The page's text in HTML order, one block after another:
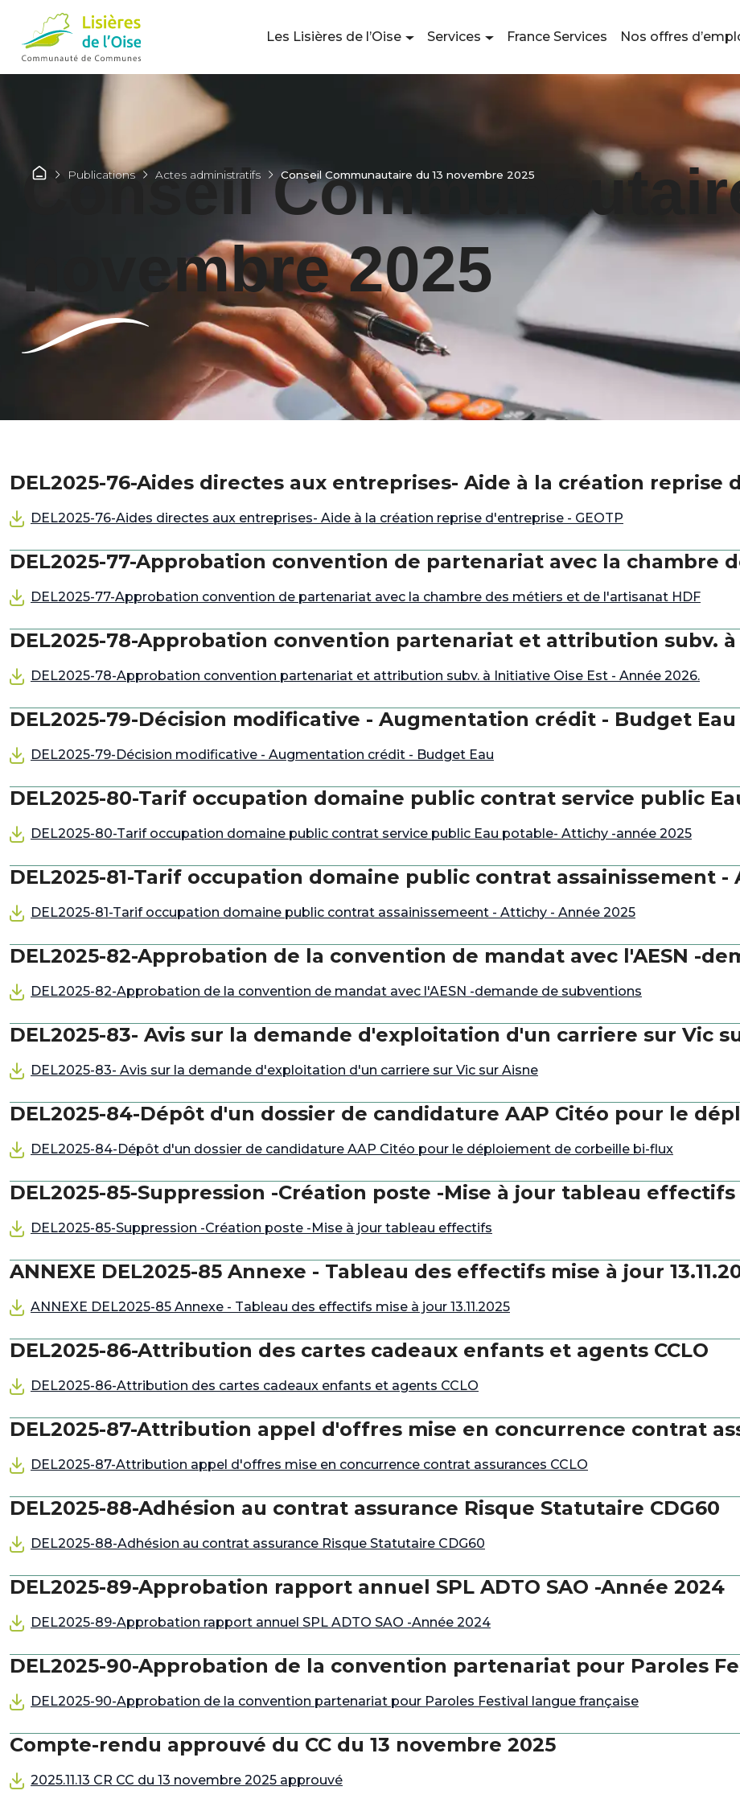
Les Lisières de l’Oise Services France Services Nos offres
Publications Actes administratifs Conseil Communautaire du 13 novembre 2025
Conseil
novembre 2025
DEL2025-76-Aides directes aux entreprises- Aide à la création reprise
DEL2025-76-Aides directes aux entreprises- Aide à la création reprise d'entreprise - GEOTP
DEL2025-77-Approbation convention de partenariat avec la chambre
DEL2025-77-Approbation convention de partenariat avec la chambre des métiers et de l'artisanat HDF
DEL2025-78-Approbation convention partenariat et attribution subv.
DEL2025-78-Approbation convention partenariat et attribution subv. à Initiative Oise Est - Année 2026.
DEL2025-79-Décision modificative - Augmentation crédit - Budget Eau
DEL2025-79-Décision modificative - Augmentation crédit - Budget Eau
DEL2025-80-Tarif occupation domaine public contrat service public
DEL2025-80-Tarif occupation domaine public contrat service public Eau potable- Attichy -année 2025
DEL2025-81-Tarif occupation domaine public contrat assainissement -
DEL2025-81-Tarif occupation domaine public contrat assainissemeent - Attichy - Année 2025
DEL2025-82-Approbation de la convention de mandat avec l'AESN -
DEL2025-82-Approbation de la convention de mandat avec l'AESN -demande de subventions
DEL2025-83- Avis sur la demande d'exploitation d'un carriere sur Vic
DEL2025-83- Avis sur la demande d'exploitation d'un carriere sur Vic sur Aisne
DEL2025-84-Dépôt d'un dossier de candidature AAP Citéo pour le
DEL2025-84-Dépôt d'un dossier de candidature AAP Citéo pour le déploiement de corbeille bi-flux
DEL2025-85-Suppression -Création poste -Mise à jour tableau effectifs
DEL2025-85-Suppression -Création poste -Mise à jour tableau effectifs
ANNEXE DEL2025-85 Annexe - Tableau des effectifs mise à jour
ANNEXE DEL2025-85 Annexe - Tableau des effectifs mise à jour 13.11.2025
DEL2025-86-Attribution des cartes cadeaux enfants et agents CCLO
DEL2025-86-Attribution des cartes cadeaux enfants et agents CCLO
DEL2025-87-Attribution appel d'offres mise en concurrence contrat
DEL2025-87-Attribution appel d'offres mise en concurrence contrat assurances CCLO
DEL2025-88-Adhésion au contrat assurance Risque Statutaire CDG60
DEL2025-88-Adhésion au contrat assurance Risque Statutaire CDG60
DEL2025-89-Approbation rapport annuel SPL ADTO SAO -Année 2024
DEL2025-89-Approbation rapport annuel SPL ADTO SAO -Année 2024
DEL2025-90-Approbation de la convention partenariat pour Paroles
DEL2025-90-Approbation de la convention partenariat pour Paroles Festival langue française
Compte-rendu approuvé du CC du 13 novembre 2025
2025.11.13 CR CC du 13 novembre 2025 approuvé